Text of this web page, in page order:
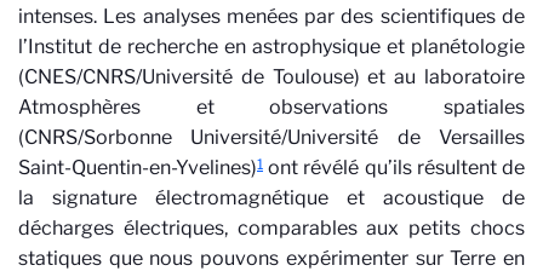
intenses. Les analyses menées par des scientifiques de
l’Institut de recherche en astrophysique et planétologie
(CNES/CNRS/Université de Toulouse) et au laboratoire
Atmosphères et observations spatiales
(CNRS/Sorbonne Université/Université de Versailles
Saint-Quentin-en-Yvelines)1 ont révélé qu’ils résultent de
la signature électromagnétique et acoustique de
décharges électriques, comparables aux petits chocs
statiques que nous pouvons expérimenter sur Terre en